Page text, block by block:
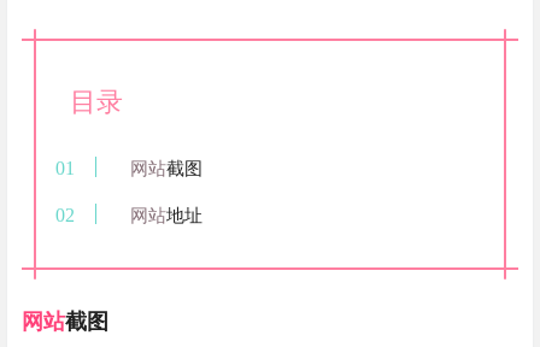
目录
网站截图
网站地址
网站截图